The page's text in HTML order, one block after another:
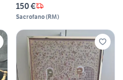
150 €
Sacrofano(RM)